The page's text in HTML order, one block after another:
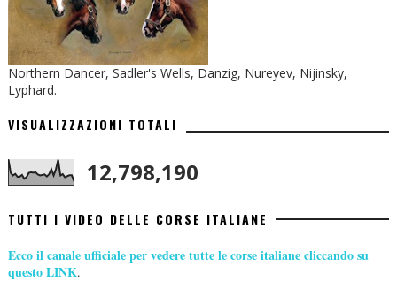
Northern Dancer, Sadler's Wells, Danzig, Nureyev, Nijinsky,
Lyphard.
VISUALIZZAZIONI TOTALI
12,798,190
TUTTI I VIDEO DELLE CORSE ITALIANE
Ecco il canale ufficiale per vedere tutte le corse italiane cliccando su
questo LINK.